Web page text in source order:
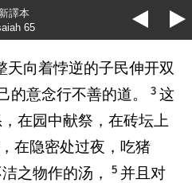
新譯本
65
天向着悖逆的子民伸开双
的意念行不善的道。
3这
在园中献祭，在砖坛上
在隐密处过夜，吃猪
之物作的汤，
5 并且对